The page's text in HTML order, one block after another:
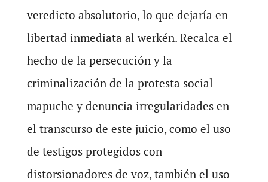
veredicto absolutorio, lo que dejaría en
libertad inmediata al werkén. Recalca el
hecho de la persecución y la
criminalización de la protesta social
mapuche y denuncia irregularidades en
el transcurso de este juicio, como el uso
de testigos protegidos con
distorsionadores de voz, también el uso